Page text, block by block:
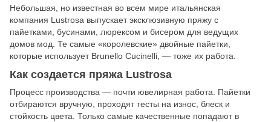
Небольшая, но известная во всем мире итальянская
компания Lustrosa выпускает эксклюзивную пряжу с
пайетками, бусинами, люрексом и бисером для ведущих
домов мод. Те самые «королевские» двойные пайетки,
которые использует Brunello Cucinelli, — тоже их работа.
Как создается пряжа Lustrosa
Процесс производства — почти ювелирная работа. Пайетки
отбираются вручную, проходят тесты на износ, блеск и
стойкость цвета. Только самые качественные попадают в